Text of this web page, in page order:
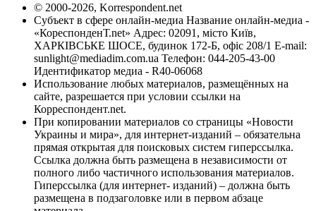
© 2000-2026, Korrespondent.net
Субъект в сфере онлайн-медиа Название онлайн-медиа -
«КореспонденТ.net» Адрес: 02091, місто Київ,
ХАРКІВСЬКЕ ШОСЕ, будинок 172-Б, офіс 208/1 E-mail:
sunlight@mediadim.com.ua Телефон: 044-205-43-00
Идентификатор медиа - R40-06068
Использование любых материалов, размещённых на
сайте, разрешается при условии ссылки на
Корреспондент.net.
При копировании материалов со страницы «Новости
Украины и мира», для интернет-изданий – обязательна
прямая открытая для поисковых систем гиперссылка.
Ссылка должна быть размещена в независимости от
полного либо частичного использования материалов.
Гиперссылка (для интернет- изданий) – должна быть
размещена в подзаголовке или в первом абзаце